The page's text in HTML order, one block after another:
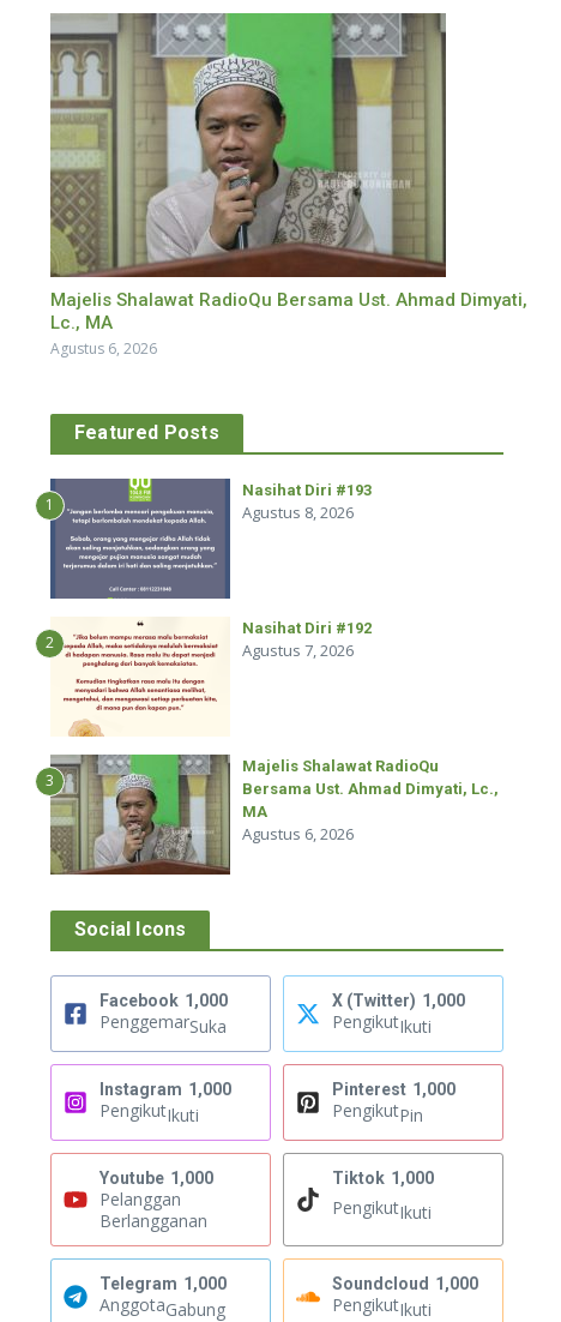
Majelis Shalawat RadioQu Bersama Ust. Ahmad Dimyati,
Lc., MA
Agustus 6, 2026
Featured Posts
1
Nasihat Diri #193
Agustus 8, 2026
2
Nasihat Diri #192
Agustus 7, 2026
3
Majelis Shalawat RadioQu
Bersama Ust. Ahmad Dimyati, Lc.,
MA
Agustus 6, 2026
Social Icons
Facebook 1,000
PenggemarSuka
X (Twitter) 1,000
PengikutIkuti
Instagram 1,000
PengikutIkuti
Pinterest 1,000
PengikutPin
Youtube 1,000
Pelanggan
Berlangganan
Tiktok 1,000
PengikutIkuti
Telegram 1,000
AnggotaGabung
Soundcloud 1,000
PengikutIkuti